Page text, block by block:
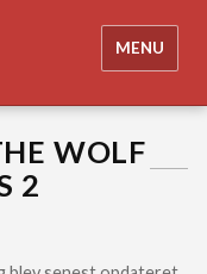
MENU
WOLF
2